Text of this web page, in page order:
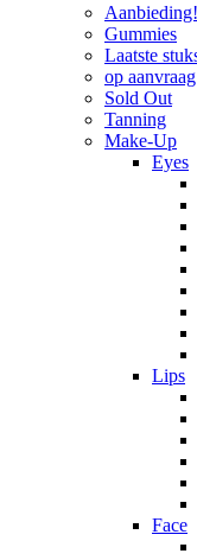
Aanbieding!
Gummies
Laatste
op aanvraag
Sold Out
Tanning
Make-Up
Eyes
Lips
Face